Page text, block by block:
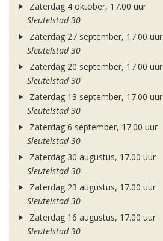
Zaterdag 4 oktober, 17.00 uur
Sleutelstad 30
Zaterdag 27 september, 17.00 uur
Sleutelstad 30
Zaterdag 20 september, 17.00 uur
Sleutelstad 30
Zaterdag 13 september, 17.00 uur
Sleutelstad 30
Zaterdag 6 september, 17.00 uur
Sleutelstad 30
Zaterdag 30 augustus, 17.00 uur
Sleutelstad 30
Zaterdag 23 augustus, 17.00 uur
Sleutelstad 30
Zaterdag 16 augustus, 17.00 uur
Sleutelstad 30